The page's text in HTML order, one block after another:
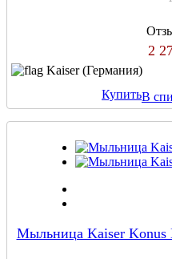
2
Kaiser (Германия)
КупитьВ
Мыльница Kaiser Konus